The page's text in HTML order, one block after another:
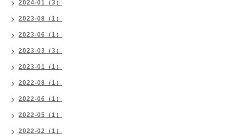
2024-01（3）
2023-08（1）
2023-06（1）
2023-03（3）
2023-01（1）
2022-08（1）
2022-06（1）
2022-05（1）
2022-02（1）